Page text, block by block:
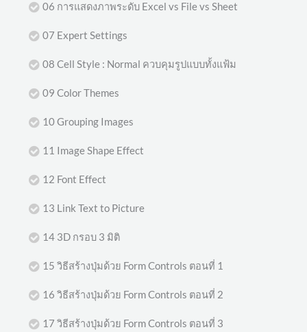
06 การแสดงภาพระดับ Excel vs File vs Sheet
07 Expert Settings
08 Cell Style : Normal ควบคุมรูปแบบทั้งแฟ้ม
09 Color Themes
10 Grouping Images
11 Image Shape Effect
12 Font Effect
13 Link Text to Picture
14 3D กรอบ 3 มิติ
15 วิธีสร้างปุ่มด้วย Form Controls ตอนที่ 1
16 วิธีสร้างปุ่มด้วย Form Controls ตอนที่ 2
17 วิธีสร้างปุ่มด้วย Form Controls ตอนที่ 3